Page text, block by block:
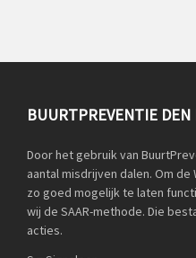
BUURTPREVENTIE DEN
Door het gebruik van
aantal misdrijven dalen. Om de
zo goed mogelijk te laten
wij de SAAR-methode. Die
acties.